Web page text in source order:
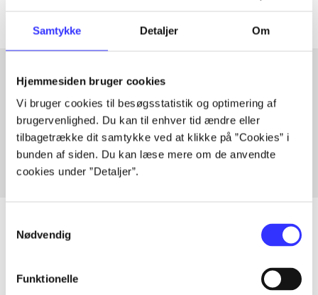
Samtykke Detaljer Om
Hjemmesiden bruger cookies
Vi bruger cookies til besøgsstatistik og optimering af
brugervenlighed. Du kan til enhver tid ændre eller
tilbagetrække dit samtykke ved at klikke på ”Cookies” i
bunden af siden. Du kan læse mere om de anvendte
cookies under ”Detaljer”.
Nødvendig
Funktionelle
Artikler med samme emner
Fra
Alle registrerede artikler fordelt på udgivelser